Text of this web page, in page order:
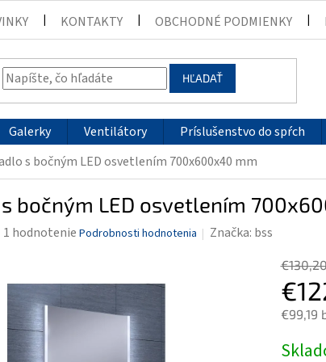
KONTAKTY OBCHODNÉ PODMIENKY
HĽADAŤ
Galerky Ventilátory Príslušenstvo do spŕch
s bočným LED osvetlením 700x600x40 mm
bočným LED osvetlením
Priemerné
je
5,0
hviezdičiek.
1 hodnotenie Podrobnosti hodnotenia Značka: bss
€99,19
cena: